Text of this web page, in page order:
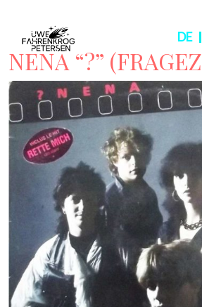
DE
NENA “?”